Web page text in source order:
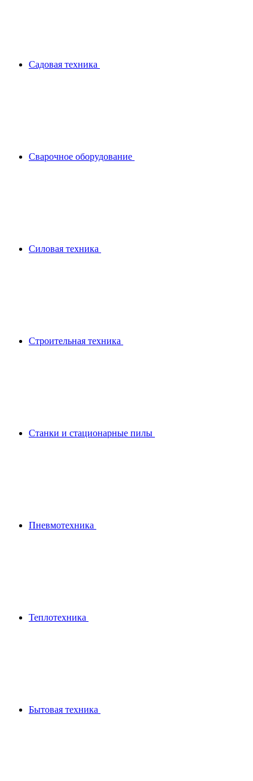
Садовая техника
Сварочное оборудование
Силовая техника
Строительная техника
Станки и стационарные пилы
Пневмотехника
Теплотехника
Бытовая техника